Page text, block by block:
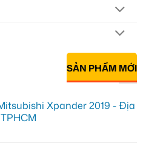
SẢN PHẨM MỚI
Xpander 2019 - Địa